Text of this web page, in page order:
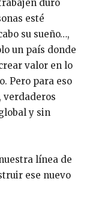
duro
esté
su sueño…,
un país donde
valor en lo
Pero para eso
verdaderos
y sin
línea de
ese nuevo